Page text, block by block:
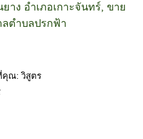
ง อำเภอเกาะจันทร์, ขาย
ตำบลปรกฟ้า
คุณ: วิสูตร